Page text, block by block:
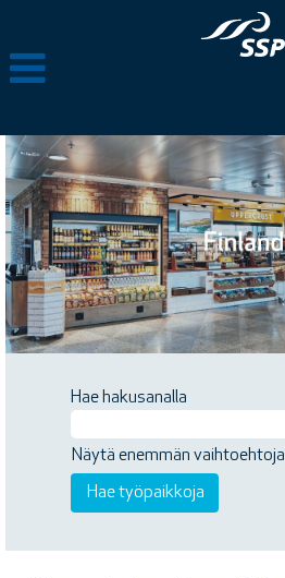
Hae hakusanalla
Näytä enemmän vaihtoehtoja